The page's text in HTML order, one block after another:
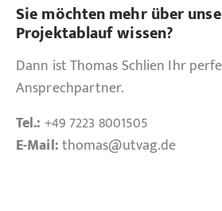
Sie möchten mehr über
Projektablauf wissen?
Dann ist Thomas Schlien Ihr
Ansprechpartner.
Tel.: +49 7223 8001505
E-Mail:thomas@utvag.de